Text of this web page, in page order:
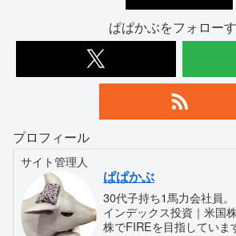
ぱぱかぶをフォロー
プロフィール
サイト管理人
ぱぱかぶ
30代子持ち1馬力会社員。
インデックス投資｜米国
株でFIREを目指していま